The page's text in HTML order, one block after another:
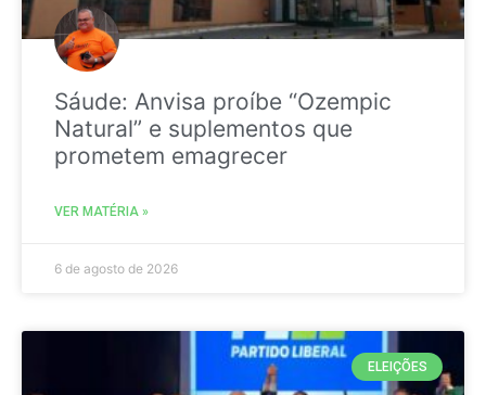
Sáude: Anvisa proíbe “Ozempic
Natural” e suplementos que
prometem emagrecer
VER MATÉRIA »
6 de agosto de 2026
ELEIÇÕES